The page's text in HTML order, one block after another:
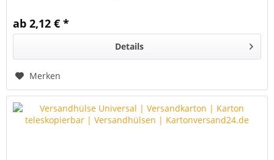
ab 2,12 € *
Details
Merken